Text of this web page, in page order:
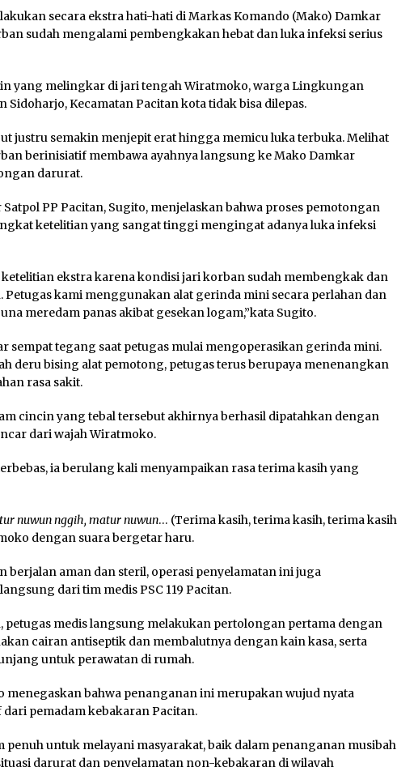
secara ekstra hati-hati di Markas Komando (Mako) Damkar
sudah mengalami pembengkakan hebat dan luka infeksi serius
yang melingkar di jari tengah Wiratmoko, warga Lingkungan
Sidoharjo, Kecamatan Pacitan kota tidak bisa dilepas.
justru semakin menjepit erat hingga memicu luka terbuka. Melihat
berinisiatif membawa ayahnya langsung ke Mako Damkar
darurat.
PP Pacitan, Sugito, menjelaskan bahwa proses pemotongan
ketelitian yang sangat tinggi mengingat adanya luka infeksi
ekstra karena kondisi jari korban sudah membengkak dan
kami menggunakan alat gerinda mini secara perlahan dan
meredam panas akibat gesekan logam,”kata Sugito.
sempat tegang saat petugas mulai mengoperasikan gerinda mini.
deru bising alat pemotong, petugas terus berupaya menenangkan
rasa sakit.
cincin yang tebal tersebut akhirnya berhasil dipatahkan dengan
dari wajah Wiratmoko.
ia berulang kali menyampaikan rasa terima kasih yang
nuwun nggih, matur nuwun… (Terima kasih, terima kasih, terima kasih
dengan suara bergetar haru.
berjalan aman dan steril, operasi penyelamatan ini juga
dari tim medis PSC 119 Pacitan.
petugas medis langsung melakukan pertolongan pertama dengan
cairan antiseptik dan membalutnya dengan kain kasa, serta
untuk perawatan di rumah.
menegaskan bahwa penanganan ini merupakan wujud nyata
pemadam kebakaran Pacitan.
penuh untuk melayani masyarakat, baik dalam penanganan musibah
darurat dan penyelamatan non-kebakaran di wilayah